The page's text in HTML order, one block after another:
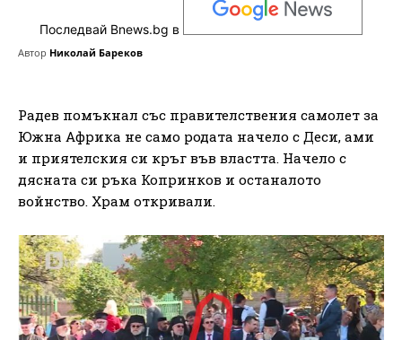
Последвай Bnews.bg в
Автор Николай Бареков
Радев помъкнал със правителствения самолет за
Южна Африка не само родата начело с Деси, ами
и приятелския си кръг във властта. Начело с
дясната си ръка Копринков и останалото
войнство. Храм откривали.